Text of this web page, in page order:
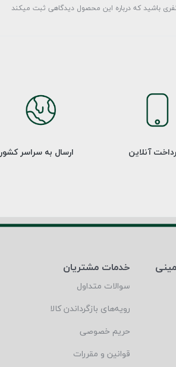
باشید که درباره این محصول دیدگاهی ثبت میکند
آنلاین ارسال به سراسر کشور
خدمات مشتریان
سوالات متداول
رویه‌های بازگرداندن کالا
حریم خصوصی
قوانین و مقررات